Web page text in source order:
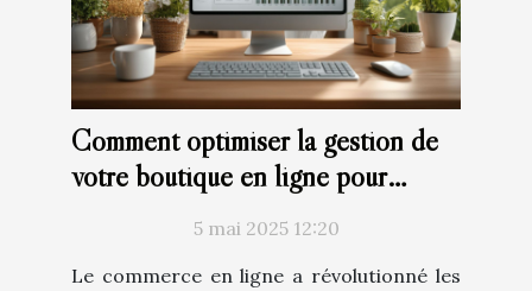
Comment optimiser la gestion de
votre boutique en ligne pour
augmenter les ventes
5 mai 2025 12:20
Le commerce en ligne a révolutionné les